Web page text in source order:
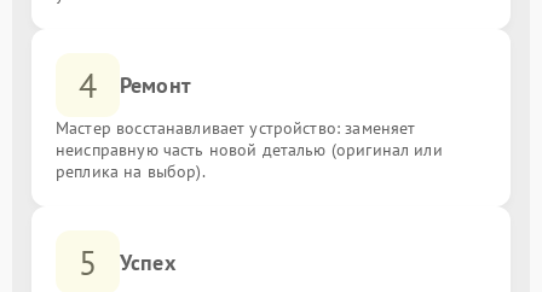
4 Ремонт
Мастер восстанавливает устройство: заменяет
неисправную часть новой деталью (оригинал или
реплика на выбор).
5 Успех